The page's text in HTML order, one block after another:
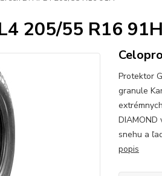
205/55 R16 91H
Protektor
granule
DIAMOND
snehu a
popis